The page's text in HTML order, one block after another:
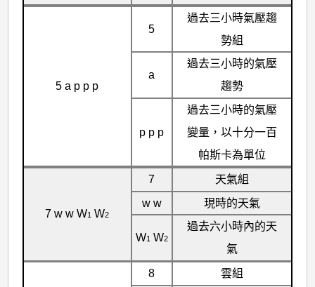
5 a p p p
5
過去三小時氣壓趨
勢組
a
過去三小時的氣壓
趨勢
p p p
過去三小時的氣壓
變量，以十分一百
帕斯卡為單位
7 w w W1 W2
7
天氣組
w w
現時的天氣
W1 W2
過去六小時內的天
氣
8 雲組